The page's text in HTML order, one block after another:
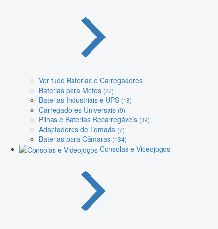
Ver tudo Baterias e Carregadores
Baterias para Motos (27)
Baterias Industriais e UPS (18)
Carregadores Universais (9)
Pilhas e Baterias Recarregáveis (39)
Adaptadores de Tomada (7)
Baterias para Câmaras (134)
Consolas e Videojogos